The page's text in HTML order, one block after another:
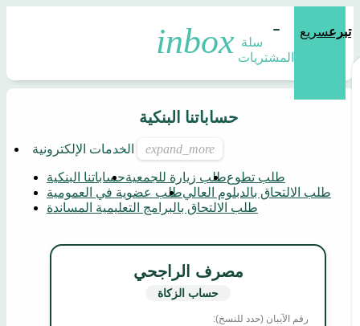
سلة
المشتريات
تبرعسريع
حساباتنا البنكية
حساباتنا البنكيةطلب زيارة للجمعيةطلب تطوع
طلب عضوية في العموميةطلب الالتحاق بالدبلوم العالي
طلب الالتحاق بالبرامج التعليمية المساندة
مصرف الراجحي
حساب الزكاة
رقم الآيبان (حدد للنسخ):